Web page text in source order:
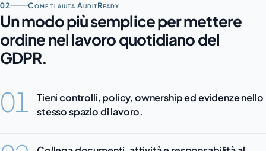
02 Come ti aiuta AuditReady
Un modo più semplice per mettere
ordine nel lavoro quotidiano del
GDPR.
01
Tieni controlli, policy, ownership ed evidenze nello
stesso spazio di lavoro.